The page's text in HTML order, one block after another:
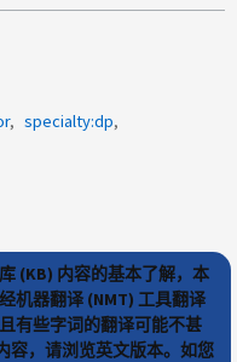
specialty:dp
(KB) 内容的基本了解，本
机器翻译 (NMT) 工具翻译
有些字词的翻译可能不甚
容，请浏览英文版本。如您